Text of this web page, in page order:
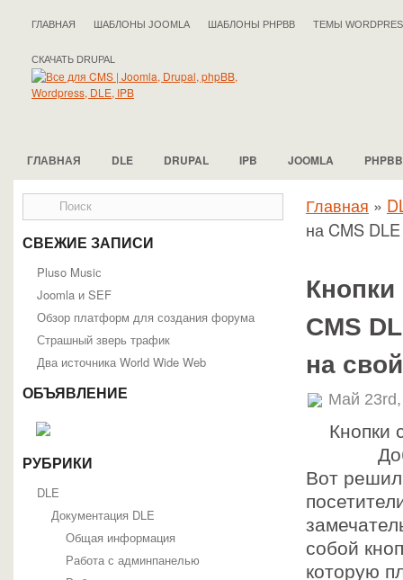
ГЛАВНАЯ ШАБЛОНЫ JOOMLA ШАБЛОНЫ PHPBB ТЕМЫ
СКАЧАТЬ DRUPAL
ГЛАВНАЯ DLE DRUPAL IPB JOOMLA PHPBB
СВЕЖИЕ ЗАПИСИ
Pluso Musiс
Joomla и SEF
Обзор платформ для создания форума
Страшный зверь трафик
Два источника World Wide Web
ОБЪЯВЛЕНИЕ
РУБРИКИ
DLE
Документация DLE
Общая информация
Работа с админпанелью
Главная »
на CMS
CMS
на
Май
Кнопки
Вот решил
собой
которую